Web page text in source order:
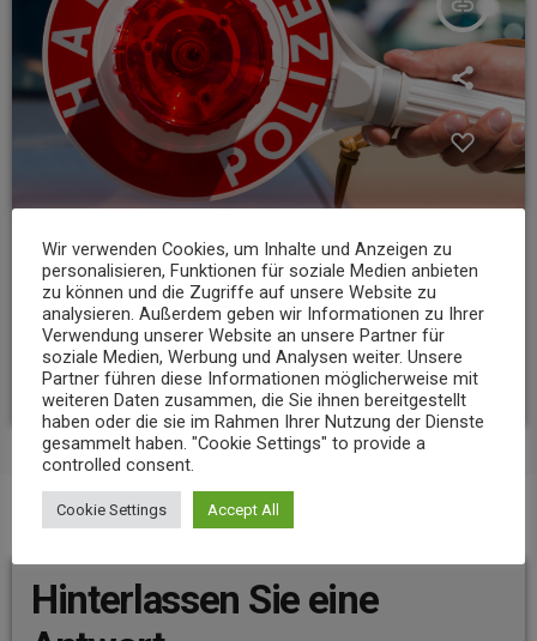
insert_link
NEWS
23-Jähriger rast mit über 235 km/h über die A3
today 6. AUGUST 2026 12
BEITRAGS-KOMMENTARE (0)
Hinterlassen Sie eine
Wir verwenden Cookies, um Inhalte und Anzeigen zu
personalisieren, Funktionen für soziale Medien anbieten
zu können und die Zugriffe auf unsere Website zu
analysieren. Außerdem geben wir Informationen zu Ihrer
Verwendung unserer Website an unsere Partner für
soziale Medien, Werbung und Analysen weiter. Unsere
Partner führen diese Informationen möglicherweise mit
weiteren Daten zusammen, die Sie ihnen bereitgestellt
haben oder die sie im Rahmen Ihrer Nutzung der Dienste
gesammelt haben. "Cookie Settings" to provide a
controlled consent.
Cookie Settings Accept All